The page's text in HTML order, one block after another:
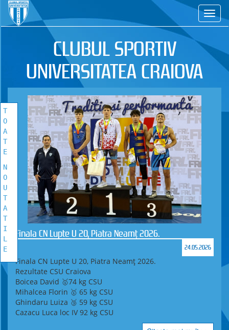
CS
CLUBUL SPORTIV
UNIVERSITATEA CRAIOVA
Finala CN Lupte U 20, Piatra Neamț 2026.
24.05.2026
Finala CN Lupte U 20, Piatra Neamț 2026.
Rezultate CSU Craiova
Boicea David 🥇74 kg CSU
Mihalcea Florin 🥇 65 kg CSU
Ghindaru Luiza 🥉 59 kg CSU
Cazacu Luca loc IV 92 kg CSU
TOATE
NOUTATILE
Vezi toate stirile!
T
O
A
T
E
N
O
U
T
A
T
I
L
E